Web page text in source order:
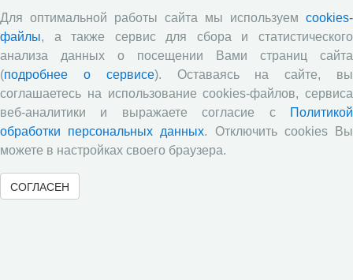
Для оптимальной работы сайта мы используем cookies-
файлы, а также сервис для сбора и статистического
анализа данных о посещении Вами страниц сайта
(подробнее о сервисе). Оставаясь на сайте, вы
соглашаетесь на использование cookies-файлов, сервиса
веб-аналитики и выражаете согласие с
Политикой
обработки персональных данных. Отключить cookies Вы
можете в настройках своего браузера.
СОГЛАСЕН